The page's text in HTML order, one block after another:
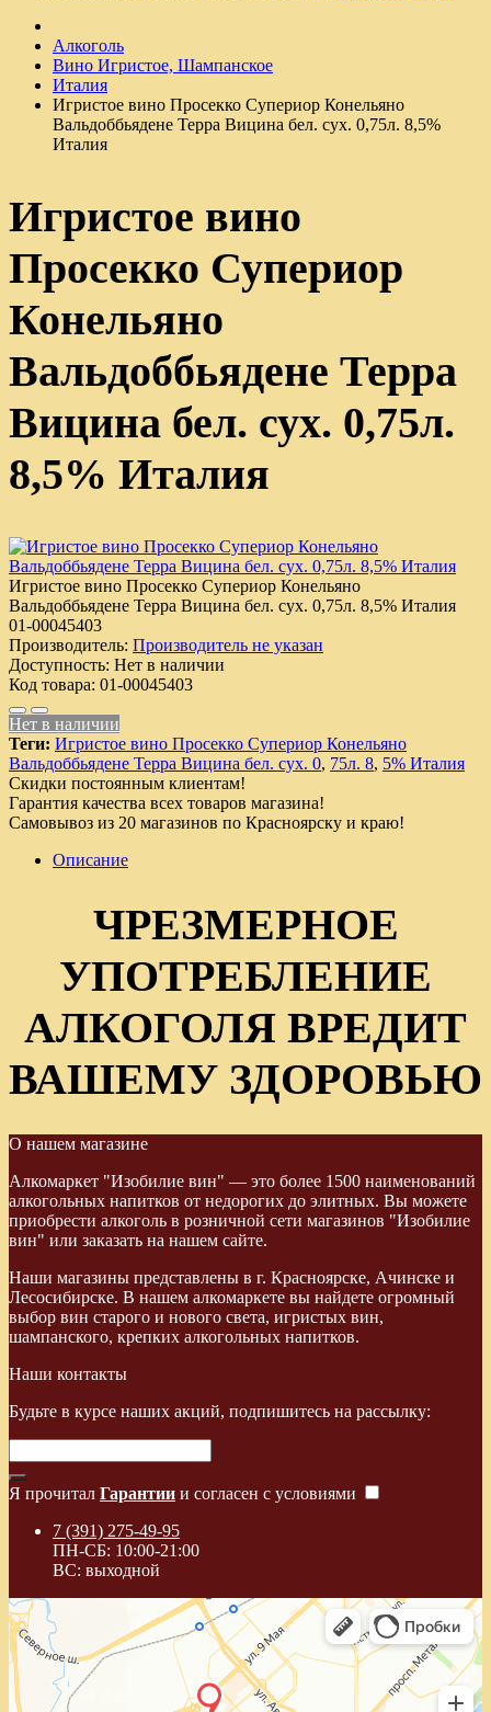
Алкоголь
Вино Игристое, Шампанское
Италия
Игристое вино Просекко Супериор Конельяно
Вальдоббьядене Терра Вицина бел. сух. 0,75л. 8,5%
Италия
Игристое вино
Просекко Супериор
Конельяно
Вальдоббьядене Терра
Вицина бел. сух. 0,75л.
8,5% Италия
Игристое вино Просекко Супериор Конельяно
Вальдоббьядене Терра Вицина бел. сух. 0,75л. 8,5% Италия
01-00045403
Производитель: Производитель не указан
Доступность: Нет в наличии
Код товара: 01-00045403
Нет в наличии
Теги: Игристое вино Просекко Супериор Конельяно
Вальдоббьядене Терра Вицина бел. сух. 0, 75л. 8, 5% Италия
Скидки постоянным клиентам!
Гарантия качества всех товаров магазина!
Самовывоз из 20 магазинов по Красноярску и краю!
Описание
ЧРЕЗМЕРНОЕ
УПОТРЕБЛЕНИЕ
АЛКОГОЛЯ ВРЕДИТ
ВАШЕМУ ЗДОРОВЬЮ
О нашем магазине
Алкомаркет "Изобилие вин" — это более 1500 наименований
алкогольных напитков от недорогих до элитных. Вы можете
приобрести алкоголь в розничной сети магазинов "Изобилие
вин" или заказать на нашем сайте.
Наши магазины представлены в г. Красноярске, Ачинске и
Лесосибирске. В нашем алкомаркете вы найдете огромный
выбор вин старого и нового света, игристых вин,
шампанского, крепких алкогольных напитков.
Наши контакты
Будьте в курсе наших акций, подпишитесь на рассылку:
Я прочитал Гарантии и согласен с условиями
7 (391) 275-49-95
ПН-СБ: 10:00-21:00
ВС: выходной